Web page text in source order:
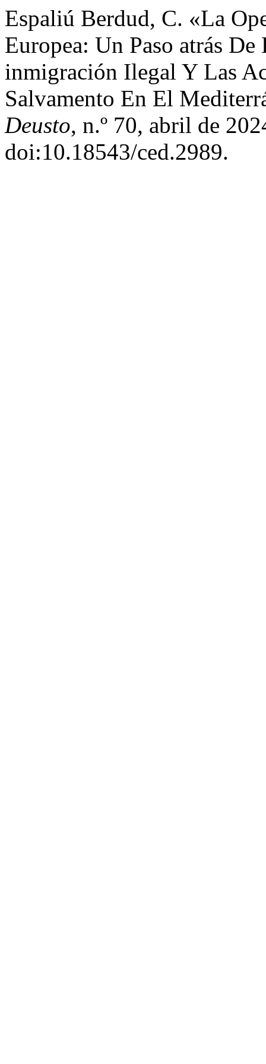
Espaliú Berdud, C. «La
Europea: Un Paso atrás
inmigración Ilegal Y Las
Salvamento En El
Deusto, n.º 70, abril de
doi:10.18543/ced.2989.